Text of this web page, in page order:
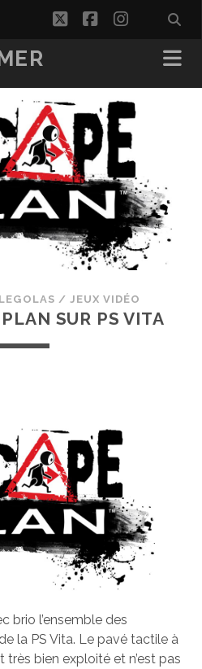
twitterfacebook
LEGOLAS / JEUX VIDÉO
SUR PS VITA
brio l’ensemble des
la PS Vita. Le pavé tactile à
très bien exploité et n’est pas